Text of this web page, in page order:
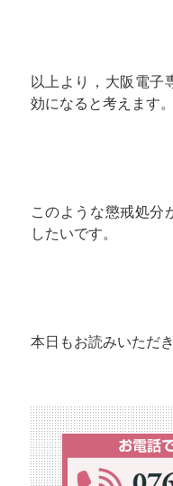
以上より，大阪電子
効になると考えます。
このような懲戒処分
したいです。
本日もお読みいただ